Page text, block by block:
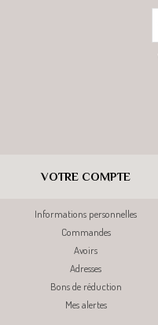
VOTRE COMPTE
Informations personnelles
Commandes
Avoirs
Adresses
Bons de réduction
Mes alertes